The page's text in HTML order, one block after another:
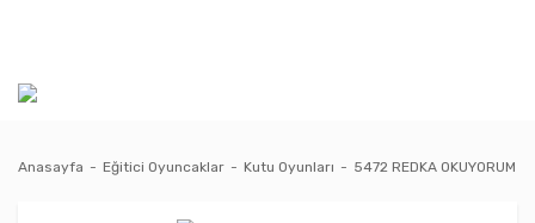
Anasayfa Eğitici Oyuncaklar Kutu Oyunları 5472 REDKA OKUYORUM